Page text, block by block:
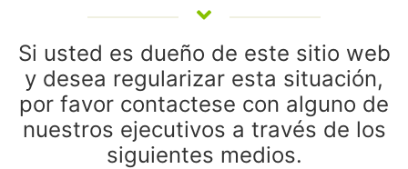
Si usted es dueño de este sitio web
y desea regularizar esta situación,
por favor contactese con alguno de
nuestros ejecutivos a través de los
siguientes medios.